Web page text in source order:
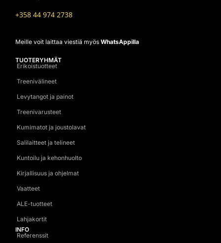
+358 44 974 2738
Meille voit laittaa viestiä myös WhatsAppilla
TUOTERYHMÄT
Erikoistuotteet
Treenivälineet
Levytangot ja painot
Treenivarusteet
Kumimatot ja joustolavat
Salilaitteet ja telineet
Kuntoilu ja kehonhuolto
Kirjallisuus ja ohjelmat
Vaatteet
ALE-tuotteet
Lahjakortit
INFO
Referenssit